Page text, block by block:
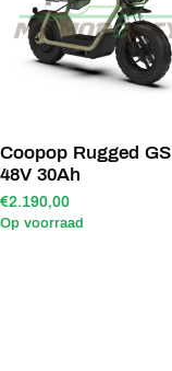
Coopop Rugged GS
48V 30Ah
€2.190,00
Op voorraad